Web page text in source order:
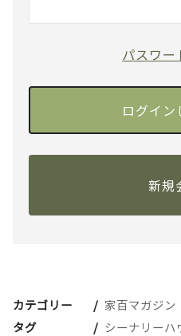
パスワー
新規
カテゴリー
家百マガジン
タグ
シーナリーハ